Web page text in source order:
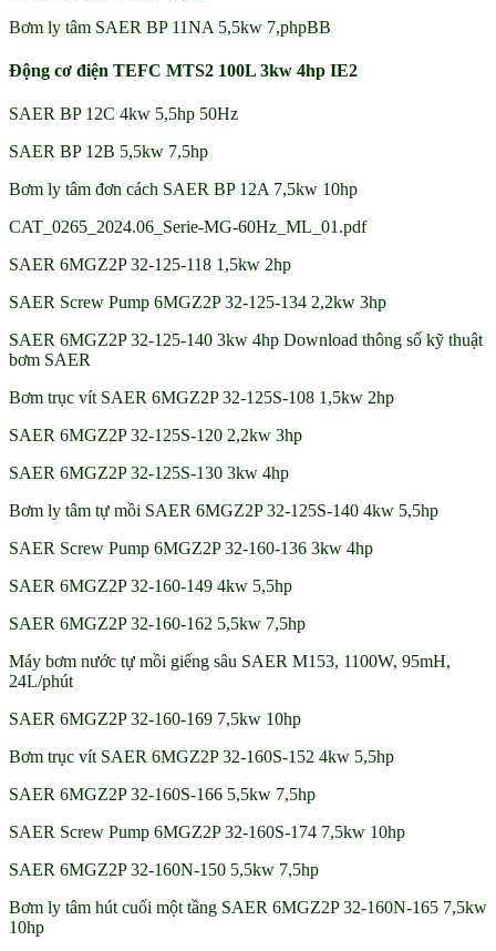
Bơm ly tâm SAER BP 11NA 5,5kw 7,phpBB
Động cơ điện TEFC MTS2 100L 3kw 4hp IE2
SAER BP 12C 4kw 5,5hp 50Hz
SAER BP 12B 5,5kw 7,5hp
Bơm ly tâm đơn cách SAER BP 12A 7,5kw 10hp
CAT_0265_2024.06_Serie-MG-60Hz_ML_01.pdf
SAER 6MGZ2P 32-125-118 1,5kw 2hp
SAER Screw Pump 6MGZ2P 32-125-134 2,2kw 3hp
SAER 6MGZ2P 32-125-140 3kw 4hp Download thông số kỹ thuật
bơm SAER
Bơm trục vít SAER 6MGZ2P 32-125S-108 1,5kw 2hp
SAER 6MGZ2P 32-125S-120 2,2kw 3hp
SAER 6MGZ2P 32-125S-130 3kw 4hp
Bơm ly tâm tự mồi SAER 6MGZ2P 32-125S-140 4kw 5,5hp
SAER Screw Pump 6MGZ2P 32-160-136 3kw 4hp
SAER 6MGZ2P 32-160-149 4kw 5,5hp
SAER 6MGZ2P 32-160-162 5,5kw 7,5hp
Máy bơm nước tự mồi giếng sâu SAER M153, 1100W, 95mH,
24L/phút
SAER 6MGZ2P 32-160-169 7,5kw 10hp
Bơm trục vít SAER 6MGZ2P 32-160S-152 4kw 5,5hp
SAER 6MGZ2P 32-160S-166 5,5kw 7,5hp
SAER Screw Pump 6MGZ2P 32-160S-174 7,5kw 10hp
SAER 6MGZ2P 32-160N-150 5,5kw 7,5hp
Bơm ly tâm hút cuối một tầng SAER 6MGZ2P 32-160N-165 7,5kw
10hp